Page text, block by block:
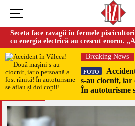
Seceta face ravagii în fermele
cu energia electrică au crescut enorm.
cauza temperaturilor foarte mari”
Breaking News
FOTO
s-au ciocnit, iar
În autoturisme